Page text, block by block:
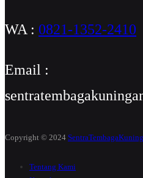
WA : 0821-1352-2410
Email :
Copyright © 2024
Tentang Kami